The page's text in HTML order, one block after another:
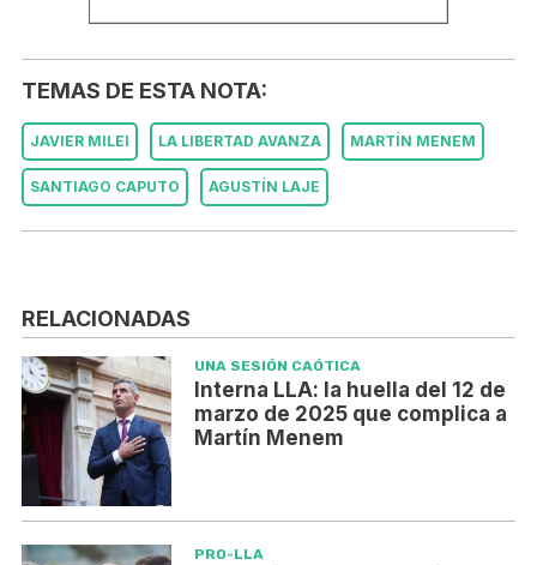
TEMAS DE ESTA NOTA:
JAVIER MILEI LA LIBERTAD AVANZA MARTÍN MENEM
SANTIAGO CAPUTO AGUSTÍN LAJE
RELACIONADAS
UNA SESIÓN CAÓTICA
Interna LLA: la huella del 12 de
marzo de 2025 que complica a
Martín Menem
PRO-LLA